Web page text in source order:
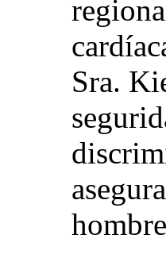
Sra.